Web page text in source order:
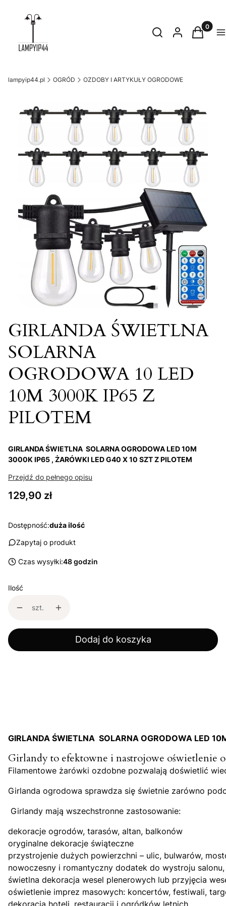
Otwórz
SzukajZaloguj sięKoszyk
lampyip44.pl OGRÓD OZDOBY I ARTYKUŁY OGRODOWE
GIRLANDA ŚWIETLNA
SOLARNA
OGRODOWA 10 LED
10M 3000K IP65 Z
PILOTEM
GIRLANDA ŚWIETLNA SOLARNA OGRODOWA LED 10M
3000K IP65 , ŻARÓWKI LED G40 X 10 SZT Z PILOTEM
Przejdź do pełnego opisu
Cena
129,90 zł
Dostępność:duża ilość
Zapytaj o produkt
Czas wysyłki:48 godzin
Ilość
szt.
Dodaj do koszyka
GIRLANDA ŚWIETLNA SOLARNA OGRODOWA LED
Girlandy to efektowne i nastrojowe oświetlenie
Filamentowe żarówki ozdobne pozwalają doświetlić
Girlanda ogrodowa sprawdza się świetnie zarówno
Girlandy mają wszechstronne zastosowanie:
dekoracje ogrodów, tarasów, altan, balkonów
oryginalne dekoracje świąteczne
przystrojenie dużych powierzchni – ulic, bulwarów,
nowoczesny i romantyczny dodatek do wystroju
świetlna dekoracja wesel plenerowych lub przyjęcia
oświetlenie imprez masowych: koncertów, festiwali,
dekoracja hoteli, restauracji i ogródków letnich